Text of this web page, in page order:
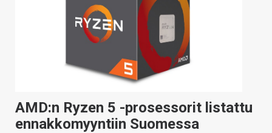
AMD:n Ryzen 5 -prosessorit listattu
ennakkomyyntiin Suomessa